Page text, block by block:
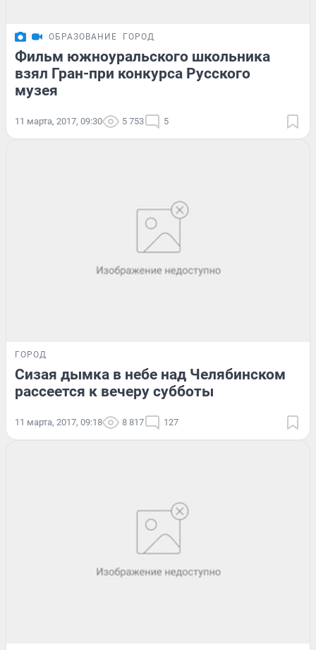
ОБРАЗОВАНИЕ ГОРОД
Фильм южноуральского школьника
взял Гран-при конкурса Русского
музея
11 марта, 2017, 09:30 5 753 5
ГОРОД
Сизая дымка в небе над Челябинском
рассеется к вечеру субботы
11 марта, 2017, 09:18 8 817 127